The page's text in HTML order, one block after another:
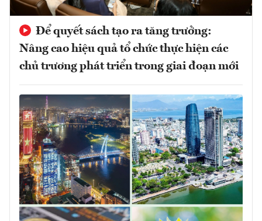
Để quyết sách tạo ra tăng trưởng:
Nâng cao hiệu quả tổ chức thực hiện các
chủ trương phát triển trong giai đoạn mới